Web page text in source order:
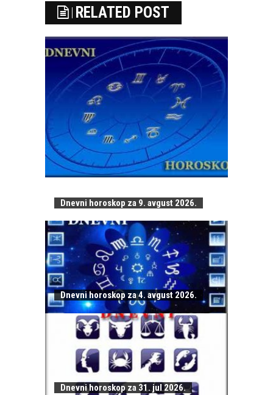
RELATED POST
Dnevni horoskop za 9. avgust 2026.
Dnevni horoskop za 4. avgust 2026.
Dnevni horoskop za 31. jul 2026.